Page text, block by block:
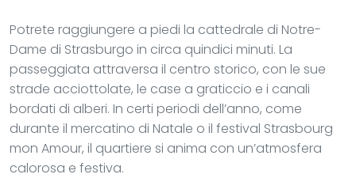
Potrete raggiungere a piedi la cattedrale di Notre-
Dame di Strasburgo in circa quindici minuti. La
passeggiata attraversa il centro storico, con le sue
strade acciottolate, le case a graticcio e i canali
bordati di alberi. In certi periodi dell’anno, come
durante il mercatino di Natale o il festival Strasbourg
mon Amour, il quartiere si anima con un’atmosfera
calorosa e festiva.